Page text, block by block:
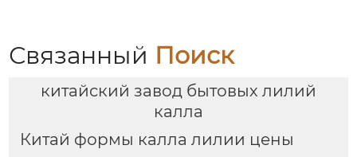
Связанный Поиск
китайский завод бытовых лилий
калла
Китай формы калла лилии цены